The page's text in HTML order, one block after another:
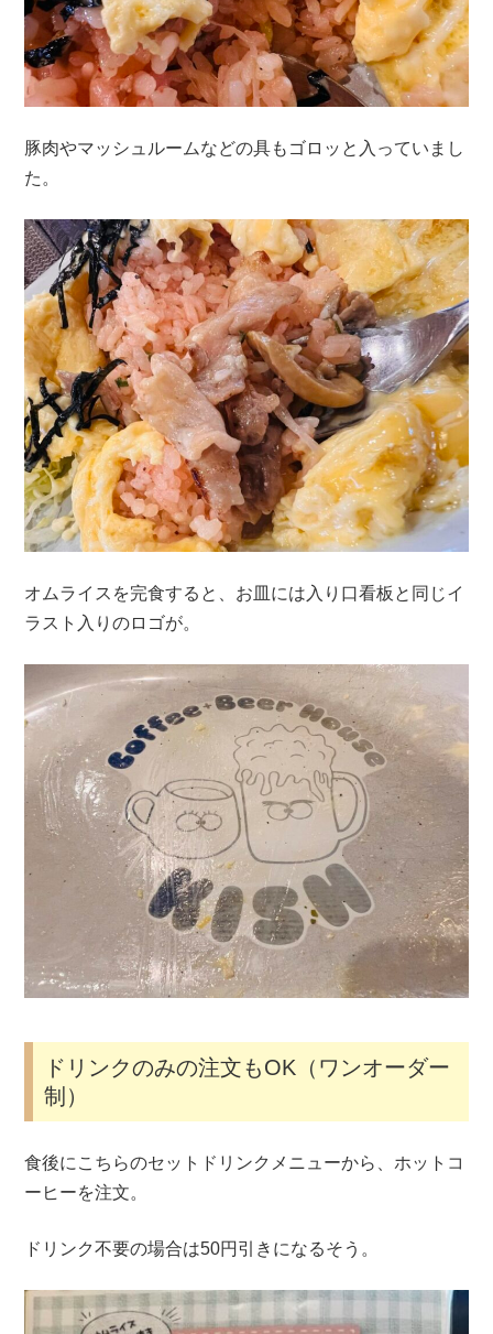
豚肉やマッシュルームなどの具もゴロッと入っていまし
た。
オムライスを完食すると、お皿には入り口看板と同じイ
ラスト入りのロゴが。
ドリンクのみの注文もOK（ワンオーダー
制）
食後にこちらのセットドリンクメニューから、ホットコ
ーヒーを注文。
ドリンク不要の場合は50円引きになるそう。